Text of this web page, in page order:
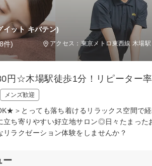
イット キバテン)
件) アクセス：東京メトロ東西線 木場
円☆木場駅徒歩1分！リピーター
メンズ歓迎
＞とっても落ち着けるリラックス空間で
立ち寄りやすい好立地サロン◎日々たまっ
ラクゼーション体験をしませんか？
ー